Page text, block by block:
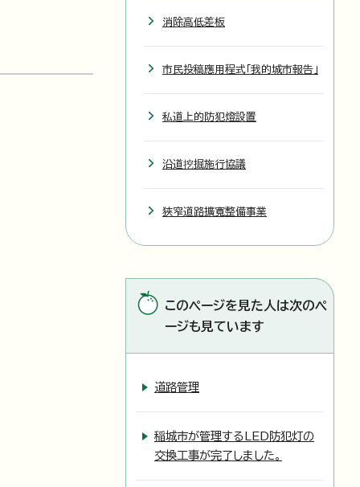
消除高低差板
市民投稿應用程式「我的城市報告」
私道上的防犯燈設置
沿道挖掘施行協議
狹窄道路擴寬整備事業
このページを見た人は次のペ
ージも見ています
道路管理
稲城市が管理するLED防犯灯の
交換工事が完了しました。